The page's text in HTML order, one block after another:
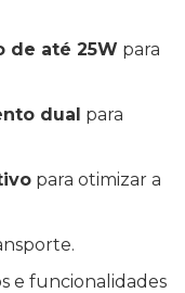
de até 25W para
dual para
para otimizar a
e funcionalidades